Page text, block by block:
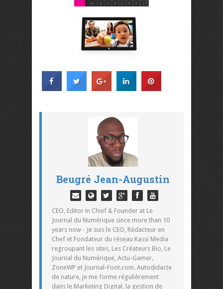
Beugré Jean-Augustin
CEO, Editor in Chief & Founder at Le
Journal du Numérique since more than 10
years now - Je suis le CEO, Rédacteur en
Chef et Fondateur du réseau Kassi Media
regroupant les sites, Les Créateurs Bio, Le
Journal du Numérique, Actu-Gamer,
ZoneWP et Journal-Foot.com. Autodidacte
de nature, je me forme régulièrement
dans le Marketing Digital, la gestion de